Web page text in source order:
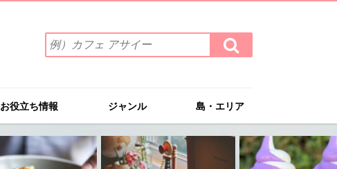
索
ワ
を
入
力
(例）
検
索
す
お役立ち情報 ジャンル 島・エリア